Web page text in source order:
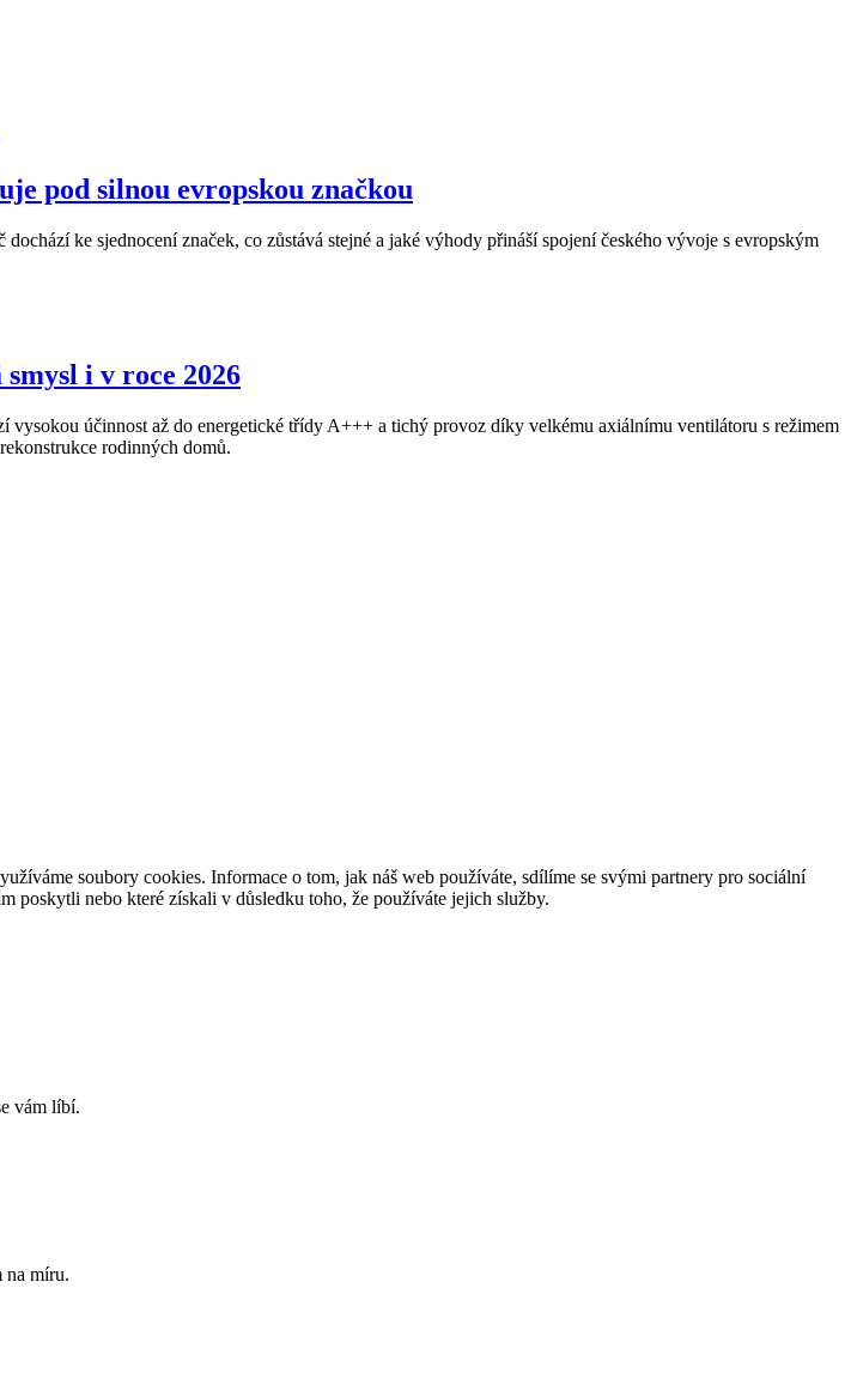
pod silnou evropskou značkou
ke sjednocení značek, co zůstává stejné a jaké výhody přináší spojení českého vývoje s evropským
i v roce 2026
účinnost až do energetické třídy A+++ a tichý provoz díky velkému axiálnímu ventilátoru s režimem
rodinných domů.
soubory cookies. Informace o tom, jak náš web používáte, sdílíme se svými partnery pro sociální
poskytli nebo které získali v důsledku toho, že používáte jejich služby.
vám líbí.
na míru.